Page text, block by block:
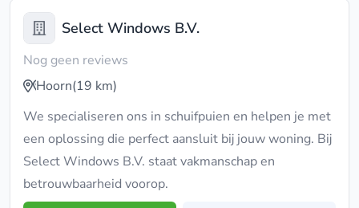
Select Windows B.V.
Nog geen reviews
Hoorn(19 km)
We specialiseren ons in schuifpuien en helpen je met
een oplossing die perfect aansluit bij jouw woning. Bij
Select Windows B.V. staat vakmanschap en
betrouwbaarheid voorop.